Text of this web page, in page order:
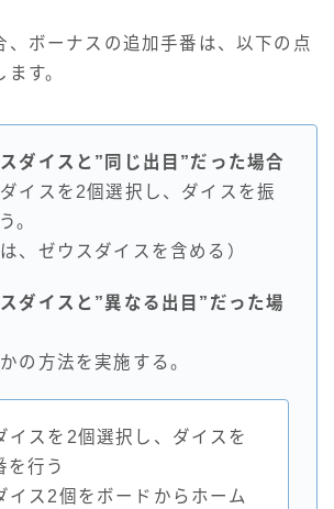
、ボーナスの追加手番は、以下の点
す。
ダイスと”同じ出目”だった場合
イスを2個選択し、ダイスを振
。
、ゼウスダイスを含める）
ダイスと”異なる出目”だった場
の方法を実施する。
イスを2個選択し、ダイスを
を行う
イス2個をボードからホーム